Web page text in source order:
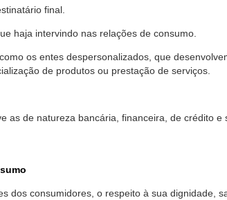
final.
haja intervindo nas relações de consumo.
os entes despersonalizados, que
de produtos ou prestação de serviços.
as de natureza bancária, financeira, de crédito e
dos consumidores, o respeito à sua dignidade,